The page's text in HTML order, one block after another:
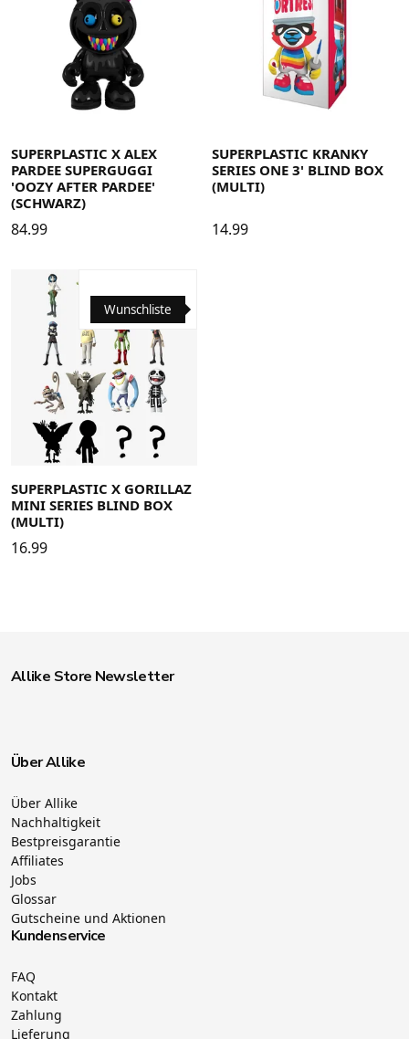
SUPERPLASTIC X ALEX
PARDEE SUPERGUGGI
'OOZY AFTER PARDEE'
(SCHWARZ)
84.99
SUPERPLASTIC KRANKY
SERIES ONE 3' BLIND BOX
(MULTI)
14.99
Wunschliste
SUPERPLASTIC X GORILLAZ
MINI SERIES BLIND BOX
(MULTI)
16.99
Allike Store Newsletter
Über Allike
Über Allike
Nachhaltigkeit
Bestpreisgarantie
Affiliates
Jobs
Glossar
Gutscheine und Aktionen
Kundenservice
FAQ
Kontakt
Zahlung
Lieferung